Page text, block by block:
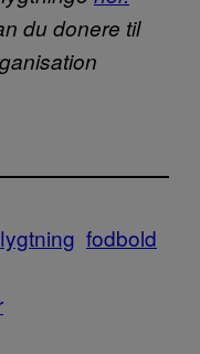
du donere til
fodbold